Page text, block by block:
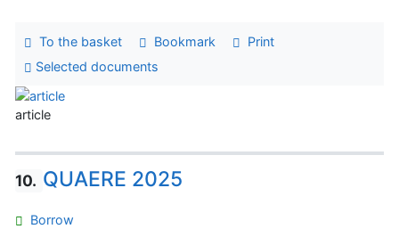
To the basket Bookmark
Print
Selected documents
article
10. QUAERE 2025
Borrow